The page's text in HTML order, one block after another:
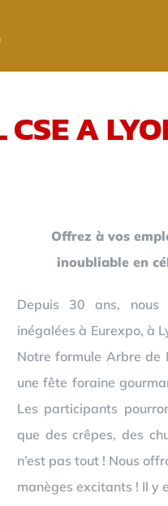
A
Offrez à vos
inoubliable en
Depuis 30 ans, nous
inégalées à Eurexpo, à
Notre formule Arbre de
une fête foraine
Les participants
que des crêpes, des
n’est pas tout ! Nous
manèges excitants ! Il y